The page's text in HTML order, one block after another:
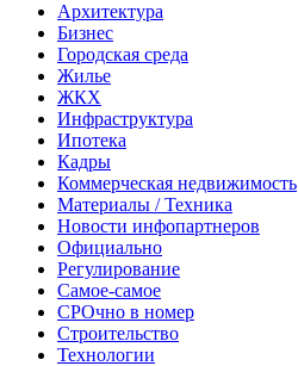
Архитектура
Бизнес
Городская среда
Жилье
ЖКХ
Инфраструктура
Ипотека
Кадры
Коммерческая недвижимость
Материалы / Техника
Новости инфопартнеров
Официально
Регулирование
Самое-самое
СРОчно в номер
Строительство
Технологии